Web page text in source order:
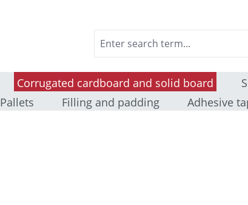
Corrugated cardboard and solid board
Pallets Filling and padding Adhesive